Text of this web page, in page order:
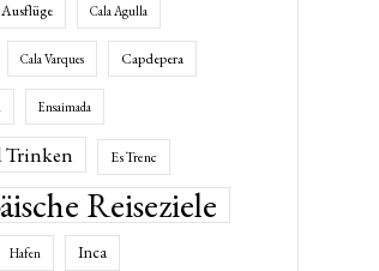
Ausflüge Cala Agulla
Cala Varques Capdepera
Ensaimada
Trinken Es Trenc
Reiseziele
Hafen Inca